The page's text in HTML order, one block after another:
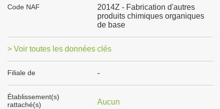
Code NAF
2014Z - Fabrication d'autres
produits chimiques organiques
de base
> Voir toutes les données clés
Filiale de -
Établissement(s)
rattaché(s)
Aucun